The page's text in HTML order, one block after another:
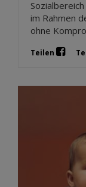
im Rahmen
ohne
Teilen